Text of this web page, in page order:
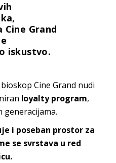
Cine Grand
iskustvo.
Cine Grand nudi
loyalty program,
generacijama.
i poseban prostor za
se svrstava u red